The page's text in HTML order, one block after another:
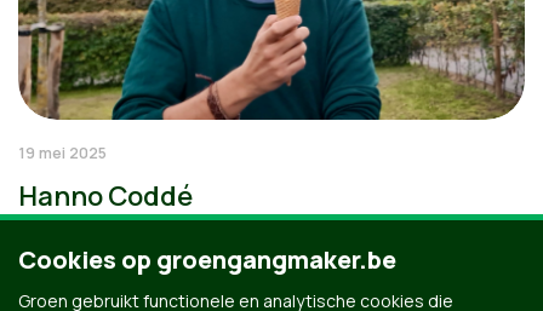
19 mei 2025
Hanno Coddé
Cookies op groengangmaker.be
Groen gebruikt functionele en analytische cookies die